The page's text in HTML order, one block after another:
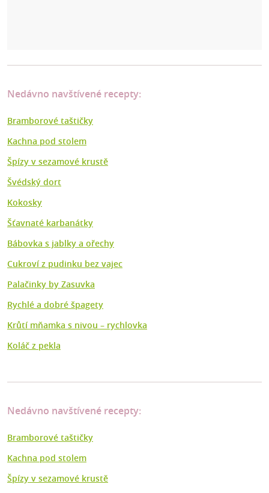
Nedávno navštívené recepty:
Bramborové taštičky
Kachna pod stolem
Špízy v sezamové krustě
Švédský dort
Kokosky
Šťavnaté karbanátky
Bábovka s jablky a ořechy
Cukroví z pudinku bez vajec
Palačinky by Zasuvka
Rychlé a dobré špagety
Krůtí mňamka s nivou – rychlovka
Koláč z pekla
Nedávno navštívené recepty:
Bramborové taštičky
Kachna pod stolem
Špízy v sezamové krustě